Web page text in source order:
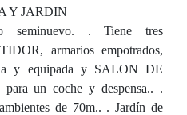
Y JARDIN
seminuevo. . Tiene tres
armarios empotrados,
y equipada y SALON DE
un coche y despensa.. .
de 70m.. . Jardín de